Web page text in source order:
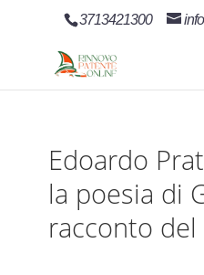
3713421300
Edoardo
la poesia di
racconto